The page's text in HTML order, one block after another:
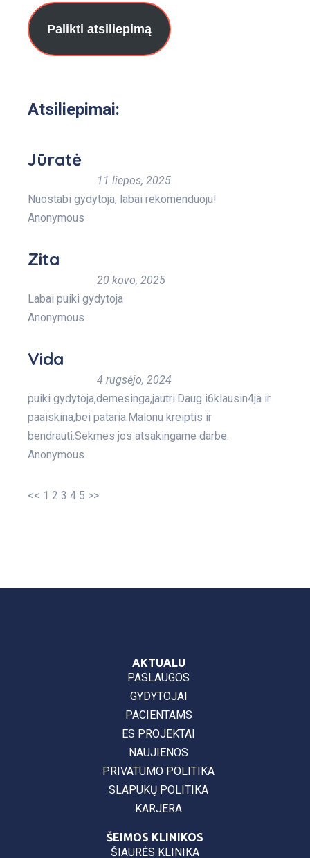
Palikti atsiliepimą
Atsiliepimai:
Jūratė
11 liepos, 2025
Nuostabi gydytoja, labai rekomenduoju!
Anonymous
Zita
20 kovo, 2025
Labai puiki gydytoja
Anonymous
Vida
4 rugsėjo, 2024
puiki gydytoja,demesinga,jautri.Daug i6klausin4ja ir
paaiskina,bei pataria.Malonu kreiptis ir
bendrauti.Sekmes jos atsakingame darbe.
Anonymous
<< 1 2 3 4 5 >>
AKTUALU
PASLAUGOS
GYDYTOJAI
PACIENTAMS
ES PROJEKTAI
NAUJIENOS
PRIVATUMO POLITIKA
SLAPUKŲ POLITIKA
KARJERA
ŠEIMOS KLINIKOS
ŠIAURĖS KLINIKA